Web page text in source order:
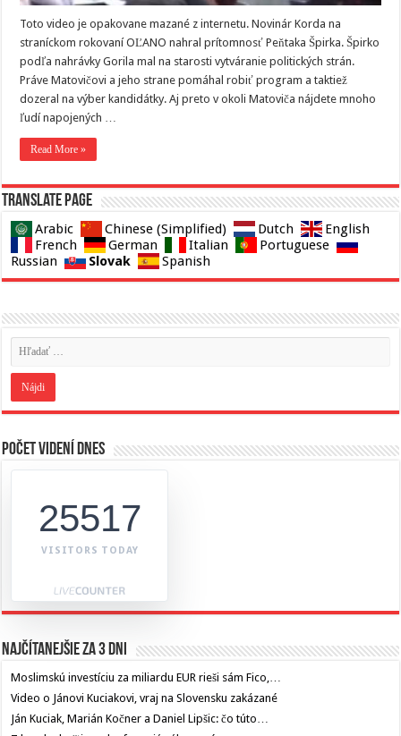
Toto video je opakovane mazané z internetu. Novinár Korda na
straníckom rokovaní OĽANO nahral prítomnosť Peňtaka Špirka. Špirko
podľa nahrávky Gorila mal na starosti vytváranie politických strán.
Práve Matovičovi a jeho strane pomáhal robiť program a taktiež
dozeral na výber kandidátky. Aj preto v okoli Matoviča nájdete mnoho
ľudí napojených …
Read More »
Translate page
Arabic Chinese (Simplified) Dutch
English
French
German Italian
Portuguese
Russian
Slovak Spanish
Počet videní dnes
25517
VISITORS TODAY
Najčítanejšie za 3 dni
Moslimskú investíciu za miliardu EUR rieši sám Fico,…
Video o Jánovi Kuciakovi, vraj na Slovensku zakázané
Ján Kuciak, Marián Kočner a Daniel Lipšic: čo túto…